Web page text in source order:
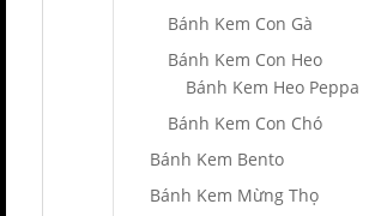
Bánh Kem Con Gà
Bánh Kem Con Heo
Bánh Kem Heo Peppa
Bánh Kem Con Chó
Bánh Kem Bento
Bánh Kem Mừng Thọ